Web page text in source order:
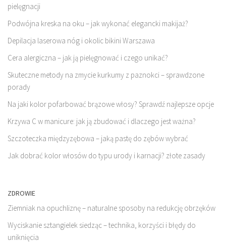
pielęgnacji
Podwójna kreska na oku – jak wykonać elegancki makijaż?
Depilacja laserowa nóg i okolic bikini Warszawa
Cera alergiczna – jak ją pielęgnować i czego unikać?
Skuteczne metody na zmycie kurkumy z paznokci – sprawdzone
porady
Na jaki kolor pofarbować brązowe włosy? Sprawdź najlepsze opcje
Krzywa C w manicure: jak ją zbudować i dlaczego jest ważna?
Szczoteczka międzyzębowa – jaką pastę do zębów wybrać
Jak dobrać kolor włosów do typu urody i karnacji? złote zasady
ZDROWIE
Ziemniak na opuchliznę – naturalne sposoby na redukcję obrzęków
Wyciskanie sztangielek siedząc – technika, korzyści i błędy do
uniknięcia